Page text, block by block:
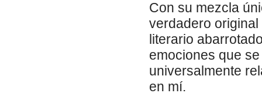
Con su mezcla
verdadero
literario
emociones que
universalmente
en mí.